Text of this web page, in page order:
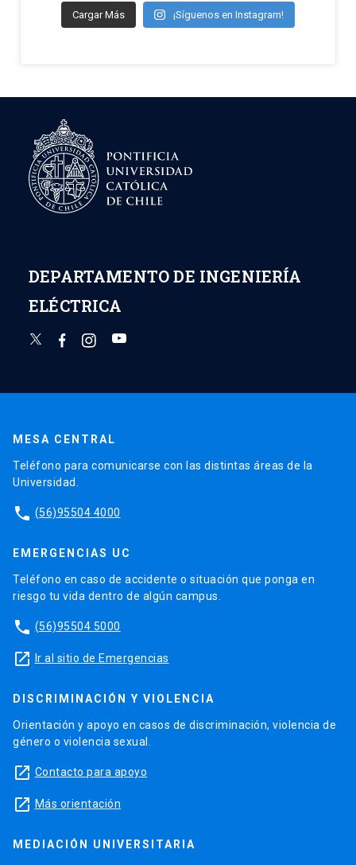
Cargar Más ¡Síguenos en Instagram!
DEPARTAMENTO DE INGENIERÍA
ELÉCTRICA
MESA CENTRAL
Teléfono para comunicarse con las distintas áreas de la
Universidad.
phone (56)95504 4000
EMERGENCIAS UC
Teléfono en caso de accidente o situación que ponga en
riesgo tu vida dentro de algún campus.
phone (56)95504 5000
launch Ir al sitio de Emergencias
DISCRIMINACIÓN Y VIOLENCIA
Orientación y apoyo en casos de discriminación, violencia de
género o violencia sexual.
launch Contacto para apoyo
launch Más orientación
MEDIACIÓN UNIVERSITARIA